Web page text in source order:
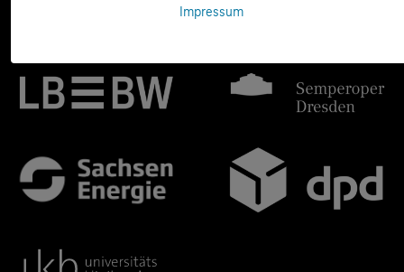
Impressum